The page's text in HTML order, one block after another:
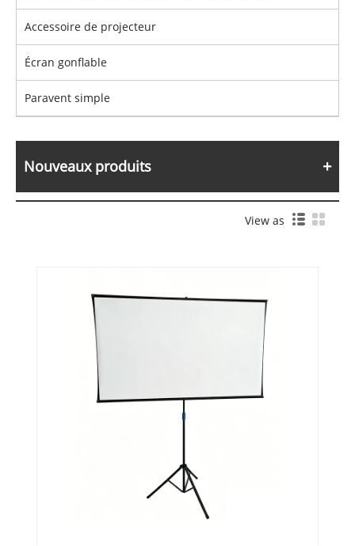
Accessoire de projecteur
Écran gonflable
Paravent simple
Nouveaux produits
View as